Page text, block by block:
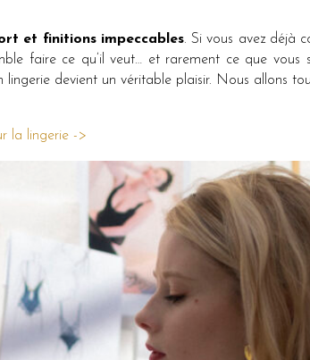
et finitions impeccables. Si vous avez déjà
faire ce qu’il veut… et rarement ce que vous
lingerie devient un véritable plaisir. Nous allons
la lingerie ->